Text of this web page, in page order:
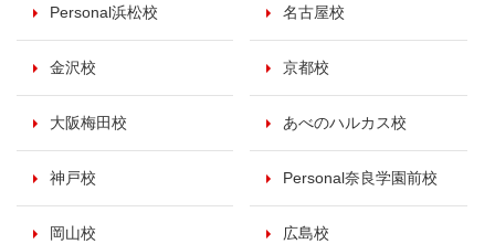
Personal浜松校 名古屋校
金沢校 京都校
大阪梅田校 あべのハルカス校
神戸校 Personal奈良学園前校
岡山校 広島校